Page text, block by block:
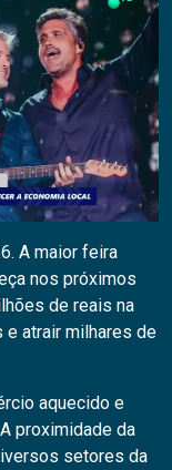
A maior feira
nos próximos
de reais na
e atrair milhares de
aquecido e
proximidade da
setores da